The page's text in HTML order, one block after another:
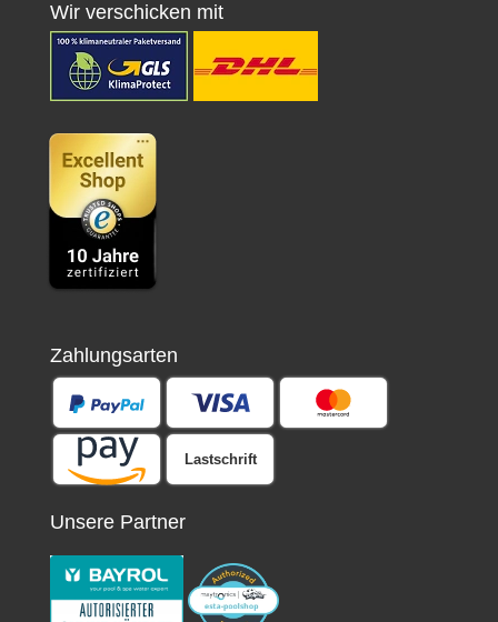
Wir verschicken mit
Zahlungsarten
Lastschrift
Unsere Partner